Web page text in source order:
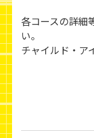
各コースの詳細
い。
チャイルド・